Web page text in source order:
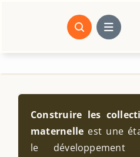
Construire les
maternelle est une
le développement